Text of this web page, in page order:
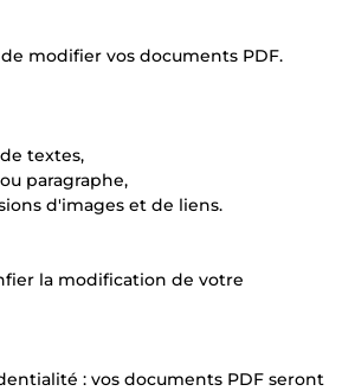
modifier vos documents PDF.
textes,
paragraphe,
d'images et de liens.
la modification de votre
: vos documents PDF seront